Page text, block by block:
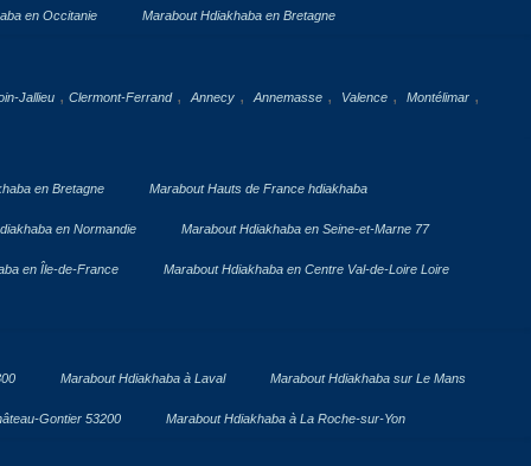
en Occitanie Marabout Hdiakhaba en Bretagne
Jallieu , Clermont-Ferrand , Annecy , Annemasse , Valence , Montélimar ,
en Bretagne Marabout Hauts de France hdiakhaba
en Normandie Marabout Hdiakhaba en Seine-et-Marne 77
en Île-de-France Marabout Hdiakhaba en Centre Val-de-Loire Loire
Marabout Hdiakhaba à Laval Marabout Hdiakhaba sur Le Mans
Gontier 53200 Marabout Hdiakhaba à La Roche-sur-Yon